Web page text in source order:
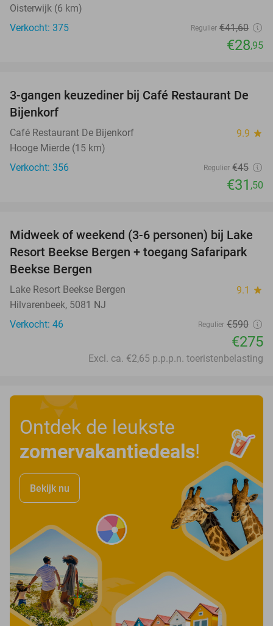
Oisterwijk (6 km)
Verkocht: 375
Regulier €41,60
€28,95
30%
3-gangen keuzediner bij Café Restaurant De
Bijenkorf
Café Restaurant De Bijenkorf 9.9 star
Hooge Mierde (15 km)
Verkocht: 356
Regulier €45
€31 ,50
53%
Midweek of weekend (3-6 personen) bij Lake
Resort Beekse Bergen + toegang Safaripark
Beekse Bergen
Lake Resort Beekse Bergen 9.1 star
Hilvarenbeek, 5081 NJ
Verkocht: 46
Regulier €590
€275
Excl. ca. €2,65 p.p.p.n. toeristenbelasting
Ontdek de leukste
zomervakantiedeals!
Bekijk nu